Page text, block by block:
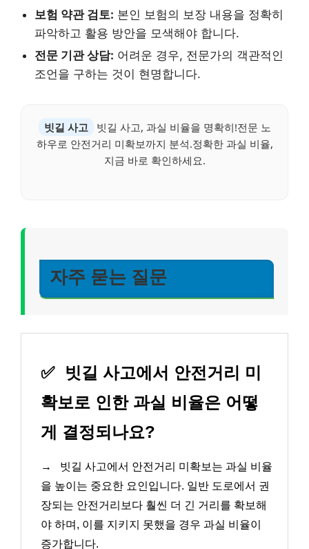
보험 약관 검토: 본인 보험의 보장 내용을 정확히
파악하고 활용 방안을 모색해야 합니다.
전문 기관 상담: 어려운 경우, 전문가의 객관적인
조언을 구하는 것이 현명합니다.
빗길 사고
빗길 사고, 과실 비율을 명확히!전문 노
하우로 안전거리 미확보까지 분석.정확한 과실 비율,
지금 바로 확인하세요.
자주 묻는 질문
✅
빗길 사고에서 안전거리 미
확보로 인한 과실 비율은 어떻
게 결정되나요?
→
빗길 사고에서 안전거리 미확보는 과실 비율
을 높이는 중요한 요인입니다. 일반 도로에서 권
장되는 안전거리보다 훨씬 더 긴 거리를 확보해
야 하며, 이를 지키지 못했을 경우 과실 비율이
증가합니다.